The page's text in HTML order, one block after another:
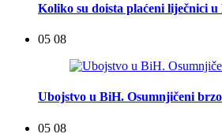
Koliko su doista plaćeni liječnici u
05 08
Ubojstvo u BiH. Osumnjičeni
05 08